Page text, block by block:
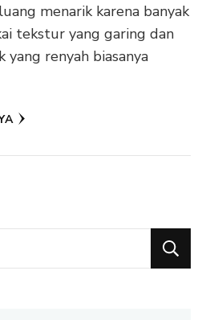
menarik karena banyak
tekstur yang garing dan
yang renyah biasanya